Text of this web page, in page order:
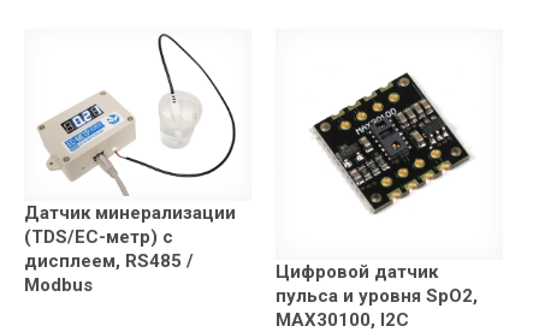
Датчик минерализации
(TDS/EC-метр) с
дисплеем, RS485 /
Modbus
Цифровой датчик
пульса и уровня SpO2,
MAX30100, I2C